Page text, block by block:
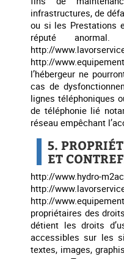
infrastructures, de
ou si les Prestations
réputé anormal.
http://
http://
l’hébergeur ne
cas de
lignes téléphoniques
de téléphonie lié
réseau empêchant
5.
ET
http://www.hydro-
http://
http://
propriétaires des
détient les droits
accessibles sur les
textes, images,